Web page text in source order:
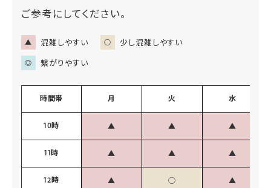
ご参考にしてください。
▲ 混雑しやすい ○ 少し混雑しやすい
◎ 繋がりやすい
時間帯
10時
11時
12時
月
▲
▲
▲
火
▲
▲
◯
水
▲
▲
▲